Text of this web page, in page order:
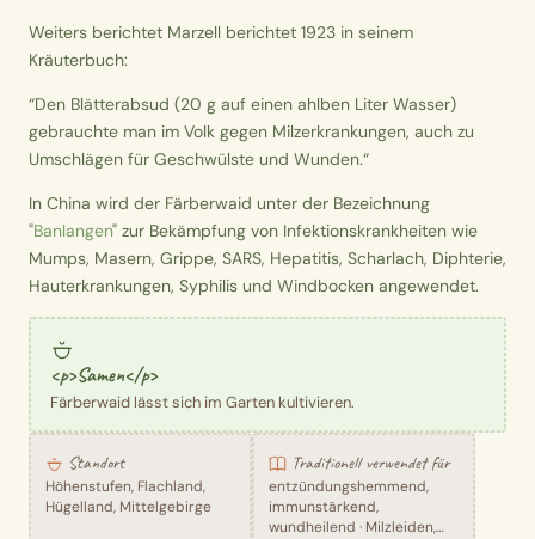
Weiters berichtet Marzell berichtet 1923 in seinem
Kräuterbuch:
“Den Blätterabsud (20 g auf einen ahlben Liter Wasser)
gebrauchte man im Volk gegen Milzerkrankungen, auch zu
Umschlägen für Geschwülste und Wunden.“
In China wird der Färberwaid unter der Bezeichnung
"Banlangen" zur Bekämpfung von Infektionskrankheiten wie
Mumps, Masern, Grippe, SARS, Hepatitis, Scharlach, Diphterie,
Hauterkrankungen, Syphilis und Windbocken angewendet.
<p>Samen</p>
Färberwaid lässt sich im Garten kultivieren.
Standort
Höhenstufen, Flachland,
Hügelland, Mittelgebirge
Traditionell verwendet für
entzündungshemmend,
immunstärkend,
wundheilend · Milzleiden,